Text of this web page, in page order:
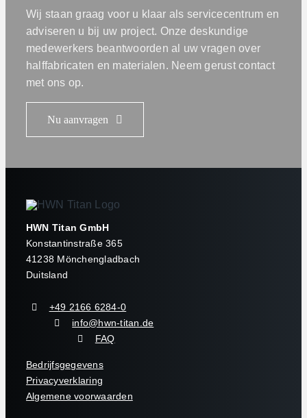
Wij staan graag voor u klaar als servicecentrum en
adviseren u bij uw project. Onze deskundige
medewerkers beantwoorden al uw vragen over
halffabricaten en materialen. Neem gerust contact
met ons op.
Nu aanvragen
HWN Titan GmbH
Konstantinstraße 365
41238 Mönchengladbach
Duitsland
+49 2166 6284-0
info@hwn-titan.de
FAQ
Bedrijfsgegevens
Privacyverklaring
Algemene voorwaarden